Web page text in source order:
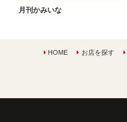
月刊かみいな
HOME お店を探す